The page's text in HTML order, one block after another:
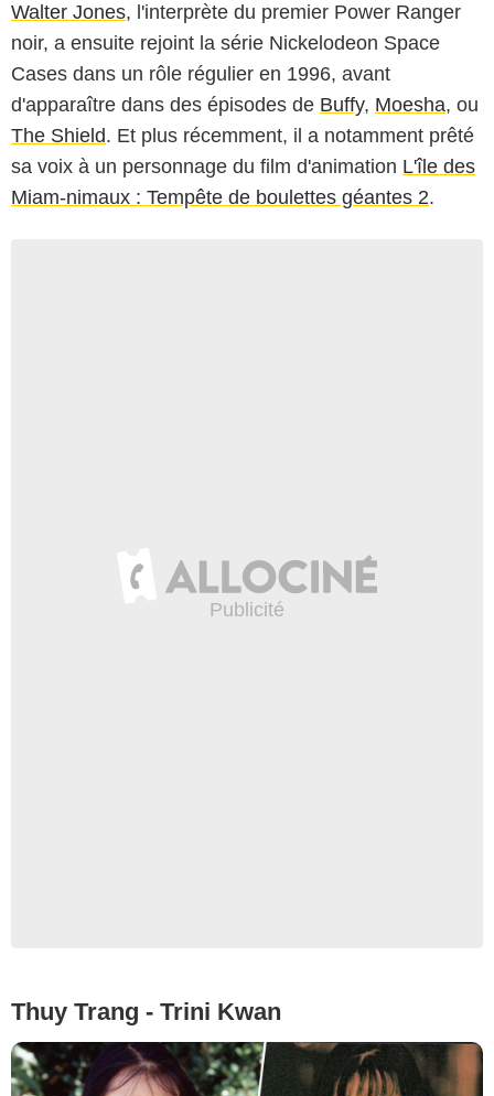
Walter Jones, l'interprète du premier Power Ranger
noir, a ensuite rejoint la série Nickelodeon Space
Cases dans un rôle régulier en 1996, avant
d'apparaître dans des épisodes de Buffy, Moesha, ou
The Shield. Et plus récemment, il a notamment prêté
sa voix à un personnage du film d'animation L'île des
Miam-nimaux : Tempête de boulettes géantes 2.
Thuy Trang - Trini Kwan